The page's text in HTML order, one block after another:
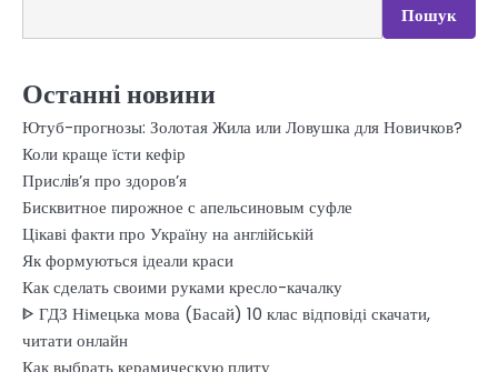
Пошук
Останні новини
Ютуб-прогнозы: Золотая Жила или Ловушка для Новичков?
Коли краще їсти кефір
Прислiв’я про здоров’я
Бисквитное пирожное с апельсиновым суфле
Цікаві факти про Україну на англійській
Як формуються ідеали краси
Как сделать своими руками кресло-качалку
ᐈ ГДЗ Німецька мова (Басай) 10 клас відповіді скачати,
читати онлайн
Как выбрать керамическую плиту